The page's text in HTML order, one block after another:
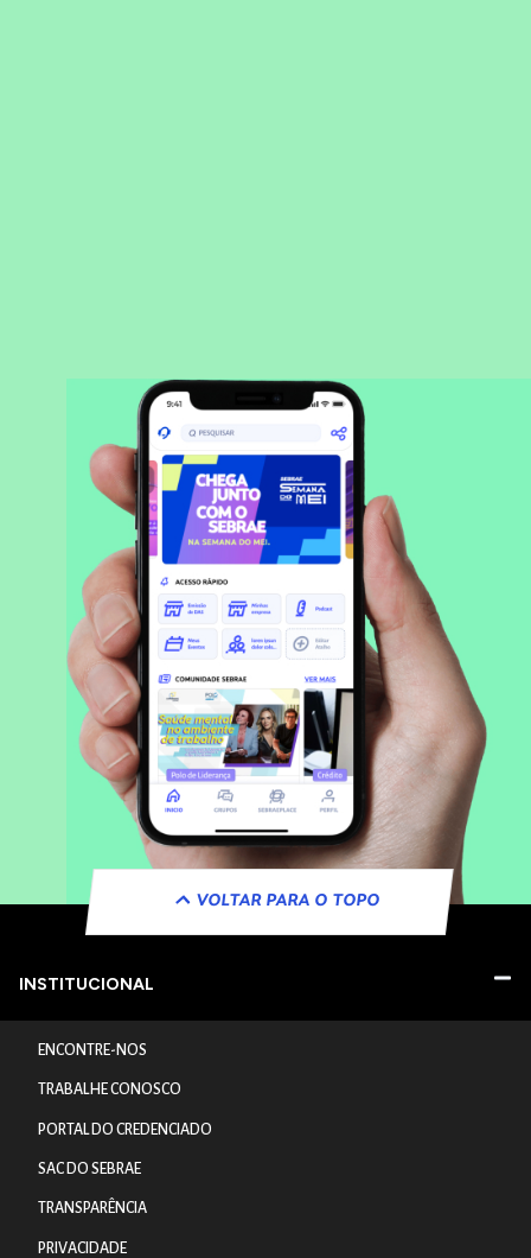
VOLTAR PARA O TOPO
INSTITUCIONAL
ENCONTRE-NOS
TRABALHE CONOSCO
PORTAL DO CREDENCIADO
SAC DO SEBRAE
TRANSPARÊNCIA
PRIVACIDADE